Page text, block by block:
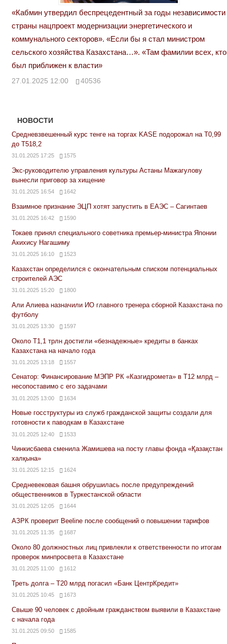
«Кабмин утвердил беспрецедентный за годы независимости
страны нацпроект модернизации энергетического и
коммунального секторов». «Если бы я стал министром
сельского хозяйства Казахстана…». «Там фамилии всех, кто
был приближен к власти»
27.01.2025 12:00 40536
НОВОСТИ
Средневзвешенный курс тенге на торгах KASE подорожал на Т0,99
до Т518,2
31.01.2025 17:25 1575
Экс-руководителю управления культуры Астаны Мажагулову
вынесли приговор за хищение
31.01.2025 16:54 1642
Взаимное признание ЭЦП хотят запустить в ЕАЭС – Сагинтаев
31.01.2025 16:42 1590
Токаев принял специального советника премьер-министра Японии
Акихису Нагашиму
31.01.2025 16:10 1523
Казахстан определился с окончательным списком потенциальных
строителей АЭС
31.01.2025 15:20 1800
Али Алиева назначили ИО главного тренера сборной Казахстана по
футболу
31.01.2025 13:30 1597
Около Т1,1 трлн достигли «безнадежные» кредиты в банках
Казахстана на начало года
31.01.2025 13:18 1557
Сенатор: Финансирование МЭПР РК «Казгидромета» в Т12 млрд –
несопоставимо с его задачами
31.01.2025 13:00 1634
Новые госструктуры из служб гражданской защиты создали для
готовности к паводкам в Казахстане
31.01.2025 12:40 1533
Чинкисбаева сменила Жамишева на посту главы фонда «Қазақстан
халқына»
31.01.2025 12:15 1624
Средневековая башня обрушилась после предупреждений
общественников в Туркестанской области
31.01.2025 12:05 1644
АЗРК проверит Beeline после сообщений о повышении тарифов
31.01.2025 11:35 1687
Около 80 должностных лиц привлекли к ответственности по итогам
проверок минпросвета в Казахстане
31.01.2025 11:00 1612
Треть долга – Т20 млрд погасил «Банк ЦентрКредит»
31.01.2025 10:45 1673
Свыше 90 человек с двойным гражданством выявили в Казахстане
с начала года
31.01.2025 09:50 1585